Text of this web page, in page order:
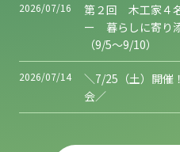
2026/07/16
第２回 木工家４
ー 暮らしに寄り
（9/5～9/10）
2026/07/14
＼7/25（土）開催
会／